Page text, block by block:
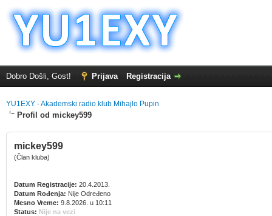
Dobro Došli, Gost! Prijava Registracija
YU1EXY - Akademski radio klub Mihajlo Pupin
Profil od mickey599
mickey599
(Član kluba)
Datum Registracije: 20.4.2013.
Datum Rođenja: Nije Određeno
Mesno Vreme: 9.8.2026. u 10:11
Status: Nije na vezi